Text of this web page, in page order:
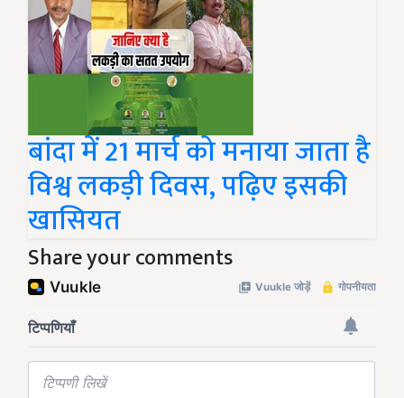
बांदा में 21 मार्च को मनाया जाता है
विश्व लकड़ी दिवस, पढ़िए इसकी
खासियत
Share your comments